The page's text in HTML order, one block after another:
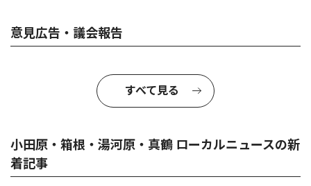
意見広告・議会報告
すべて見る
小田原・箱根・湯河原・真鶴 ローカルニュースの新
着記事